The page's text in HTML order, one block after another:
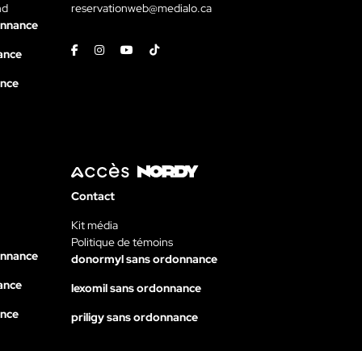
reservationweb@medialo.ca
FacebookInstagramYoutubeTiktok
Contact
Kit média
Politique de témoins
donormyl sans ordonnance
lexomil sans ordonnance
priligy sans ordonnance